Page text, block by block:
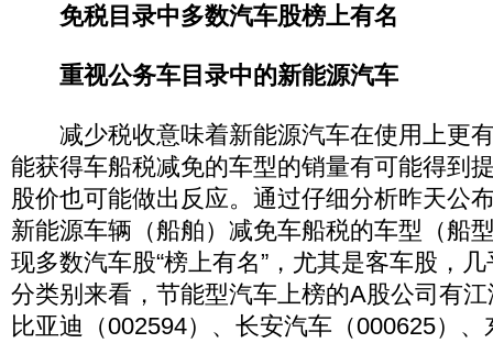
免税目录中多数汽车股榜上有名
重视公务车目录中的新能源汽车
减少税收意味着新能源汽车在使用上更
能获得车船税减免的车型的销量有可能得到
股价也可能做出反应。通过仔细分析昨天公
新能源车辆（船舶）减免车船税的车型（船
现多数汽车股“榜上有名”，尤其是客车股，
分类别来看，节能型汽车上榜的A股公司有
比亚迪（002594）、长安汽车（000625）、